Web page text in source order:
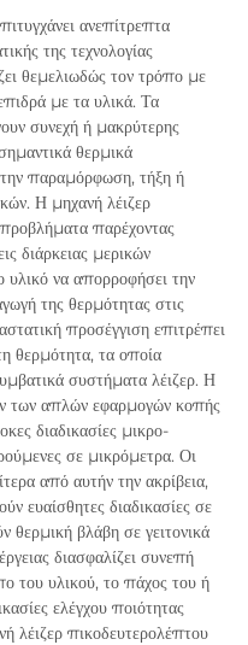
ανεπίτρεπτα
της τεχνολογίας
θεμελιωδώς τον τρόπο με
με τα υλικά. Τα
συνεχή ή μακρύτερης
θερμικά
παραμόρφωση, τήξη ή
Η μηχανή λέιζερ
παρέχοντας
διάρκειας μερικών
υλικό να απορροφήσει την
της θερμότητας στις
προσέγγιση επιτρέπει
θερμότητα, τα οποία
συστήματα λέιζερ. Η
των απλών εφαρμογών κοπής
διαδικασίες μικρο-
σε μικρόμετρα. Οι
από αυτήν την ακρίβεια,
ευαίσθητες διαδικασίες σε
θερμική βλάβη σε γειτονικά
διασφαλίζει συνεπή
του υλικού, το πάχος του ή
ελέγχου ποιότητας
λέιζερ πικοδευτερολέπτου